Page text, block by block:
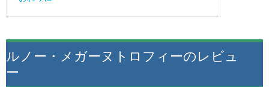
ルノー・メガーヌトロフィーのレビュ
ー